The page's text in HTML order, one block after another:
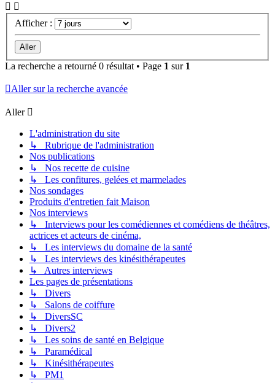
Afficher :
La recherche a retourné 0 résultat • Page 1 sur 1
Aller sur la recherche avancée
Aller
L'administration du site
↳ Rubrique de l'administration
Nos publications
↳ Nos recette de cuisine
↳ Les confitures, gelées et marmelades
Nos sondages
Produits d'entretien fait Maison
Nos interviews
↳ Interviews pour les comédiennes et comédiens de théâtres,
actrices et acteurs de cinéma,
↳ Les interviews du domaine de la santé
↳ Les interviews des kinésithérapeutes
↳ Autres interviews
Les pages de présentations
↳ Divers
↳ Salons de coiffure
↳ DiversSC
↳ Divers2
↳ Les soins de santé en Belgique
↳ Paramédical
↳ Kinésithérapeutes
↳ PM1